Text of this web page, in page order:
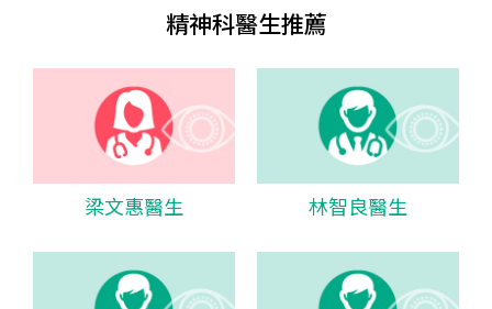
精神科醫生推薦
梁文惠醫生 林智良醫生